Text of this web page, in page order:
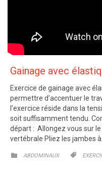
Gainage avec
Exercice de gainage avec
permettre d’accentuer le
l’exercice réside dans la
soit suffisamment tendu.
départ : Allongez vous sur
vertébrale Pliez les jambes à…
 CATEGORY
ABDOMINAUX 